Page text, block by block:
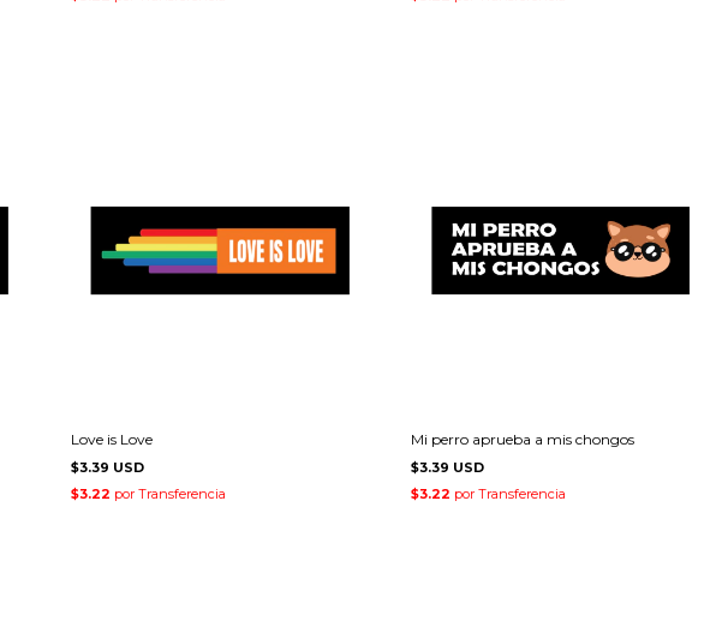
Love is Love
$3.39 USD
Mi perro aprueba a mis chongos
$3.39 USD